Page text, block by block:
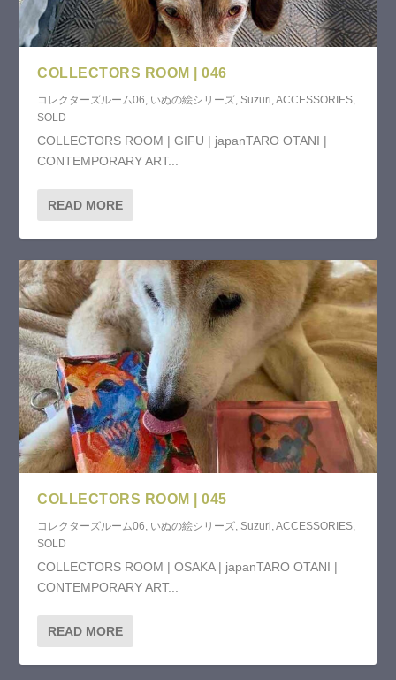
COLLECTORS ROOM | 046
コレクターズルーム06 いぬの絵シリーズ ,Suzuri ,ACCESSORIES
SOLD
COLLECTORS ROOM | GIFU | japanTARO OTANI |
CONTEMPORARY ART...
READ MORE
COLLECTORS ROOM | 045
コレクターズルーム06, いぬの絵シリーズ,Suzuri,ACCESSORIES,
SOLD
COLLECTORS ROOM | OSAKA | japanTARO OTANI |
CONTEMPORARY ART...
READ MORE